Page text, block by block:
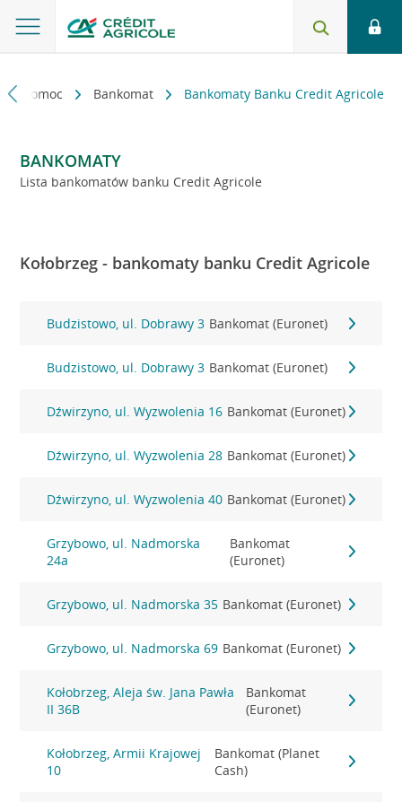
i pomoc Bankomat Bankomaty Banku Credit Agricole
BANKOMATY
Lista bankomatów banku Credit Agricole
Kołobrzeg - bankomaty banku Credit Agricole
Budzistowo, ul. Dobrawy 3 Bankomat (Euronet)
Budzistowo, ul. Dobrawy 3 Bankomat (Euronet)
Dźwirzyno, ul. Wyzwolenia 16 Bankomat (Euronet)
Dźwirzyno, ul. Wyzwolenia 28 Bankomat (Euronet)
Dźwirzyno, ul. Wyzwolenia 40 Bankomat (Euronet)
Grzybowo, ul. Nadmorska
24a
Bankomat
(Euronet)
Grzybowo, ul. Nadmorska 35 Bankomat (Euronet)
Grzybowo, ul. Nadmorska 69 Bankomat (Euronet)
Kołobrzeg, Aleja św. Jana Pawła
II 36B
Bankomat
(Euronet)
Kołobrzeg, Armii Krajowej
10
Bankomat (Planet
Cash)